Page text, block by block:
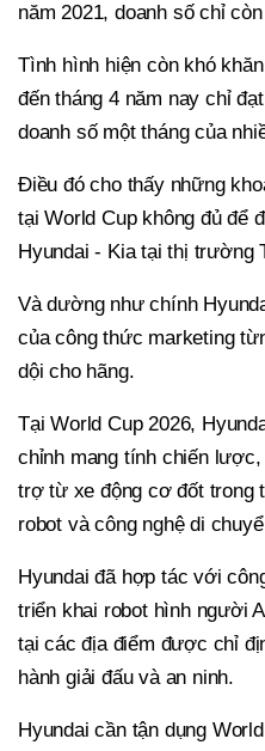
năm 2021, doanh số chỉ
Tình hình hiện còn khó
đến tháng 4 năm nay chỉ
doanh số một tháng của
Điều đó cho thấy những
tại World Cup không đủ để
Hyundai - Kia tại thị trường
Và dường như chính
của công thức marketing
dội cho hãng.
Tại World Cup 2026,
chỉnh mang tính chiến
trợ từ xe động cơ đốt trong
robot và công nghệ di
Hyundai đã hợp tác với
triển khai robot hình người
tại các địa điểm được chỉ
hành giải đấu và an ninh.
Hyundai cần tận dụng